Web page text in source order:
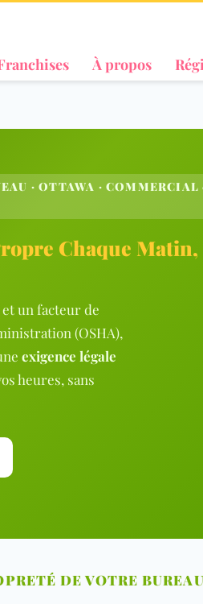
À propos
· OTTAWA ·
Chaque Matin,
un facteurde
(OSHA),
exigence légale
heures, sans
DE VOTRE